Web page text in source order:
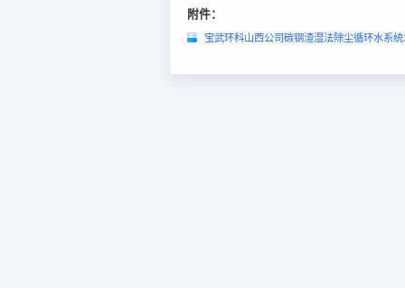
附件：
宝武环科山西公司碳钢渣湿法除尘循环水系